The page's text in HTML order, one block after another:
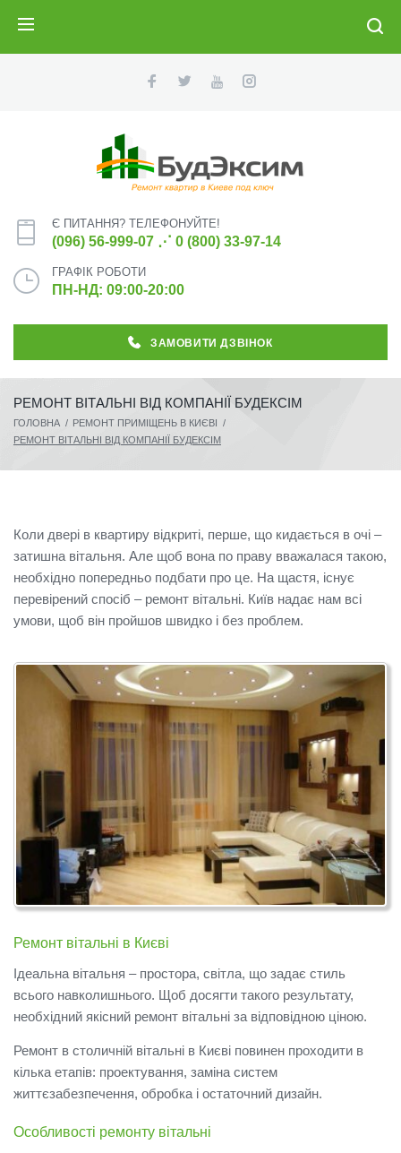
Є ПИТАННЯ? ТЕЛЕФОНУЙТЕ!
(096) 56-999-07 ⋰ 0 (800) 33-97-14
ГРАФІК РОБОТИ
ПН-НД: 09:00-20:00
ЗАМОВИТИ ДЗВІНОК
РЕМОНТ ВІТАЛЬНІ ВІД КОМПАНІЇ БУДЕКСІМ
ГОЛОВНА / РЕМОНТ ПРИМІЩЕНЬ В КИЄВІ /
РЕМОНТ ВІТАЛЬНІ ВІД КОМПАНІЇ БУДЕКСІМ
Коли двері в квартиру відкриті, перше, що кидається в очі –
затишна вітальня. Але щоб вона по праву вважалася такою,
необхідно попередньо подбати про це. На щастя, існує
перевірений спосіб – ремонт вітальні. Київ надає нам всі
умови, щоб він пройшов швидко і без проблем.
Ремонт вітальні в Києві
Ідеальна вітальня – простора, світла, що задає стиль
всього навколишнього. Щоб досягти такого результату,
необхідний якісний ремонт вітальні за відповідною ціною.
Ремонт в столичній вітальні в Києві повинен проходити в
кілька етапів: проектування, заміна систем
життєзабезпечення, обробка і остаточний дизайн.
Особливості ремонту вітальні